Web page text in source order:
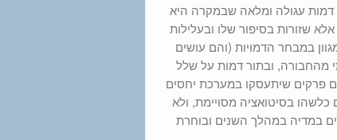
דמות עגולה ומלאה שבמקרה היא
שזורות בסיפור שלו ובעלילות
במבחר הדמויות (והם עושים
מהחבורה, ובתור דמות על שלל
פרקים שיתעסקו במערכת יחסים
בסיטואציה מסויימת, ולא
במדיה במהלך השנים ובוחרת